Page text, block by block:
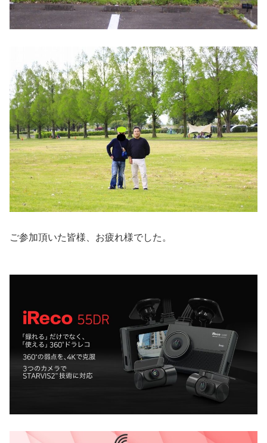
ご参加頂いた皆様、お疲れ様でした。